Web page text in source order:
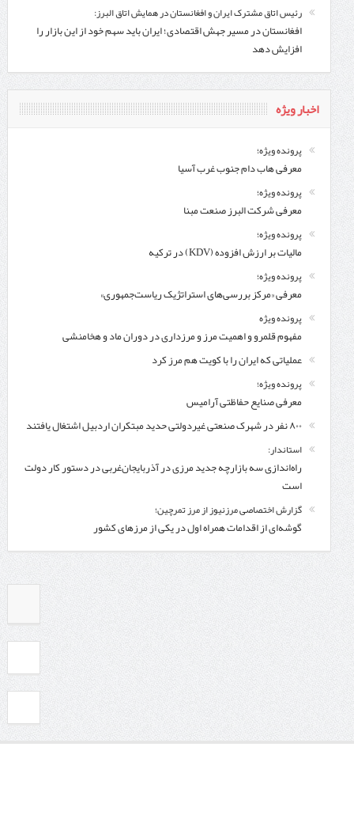
رئیس اتاق مشترک ایران و افغانستان در همایش اتاق البرز:
افغانستان در مسیر جهش اقتصادی؛ ایران باید سهم خود از این بازار را
افزایش دهد
اخبار ویژه
پرونده ویژه؛
معرفی هاب دام جنوب غرب آسیا
پرونده ویژه؛
معرفی شركت البرز صنعت مبنا
پرونده ویژه؛
مالیات بر ارزش افزوده (KDV) در ترکیه
پرونده ویژه؛
معرفی «مرکز بررسی‌های استراتژیک ریاست‌جمهوری»
پرونده ویژه
مفهوم قلمرو و اهمیت مرز و مرزداری در دوران ماد و هخامنشی
عملیاتی که ایران را با کویت هم مرز کرد
پرونده ویژه؛
معرفی صنایع حفاظتی آرامیس
۸۰۰ نفر در شهرک صنعتی غیردولتی حدید مبتکران اردبیل اشتغال یافتند
استاندار:
راه‌اندازی سه بازارچه جدید مرزی در آذربایجان‌غربی در دستور کار دولت
است
گزارش اختصاصی مرزنیوز از مرز تمرچین؛
گوشه‌ای از اقدامات همراه اول در یکی از مرزهای کشور